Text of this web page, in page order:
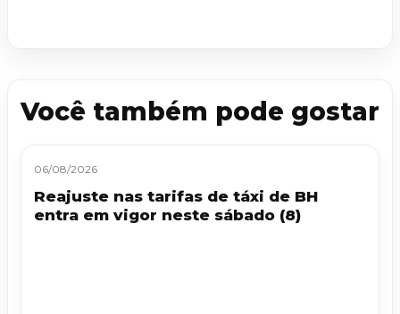
Você também pode gostar
06/08/2026
Reajuste nas tarifas de táxi de BH
entra em vigor neste sábado (8)